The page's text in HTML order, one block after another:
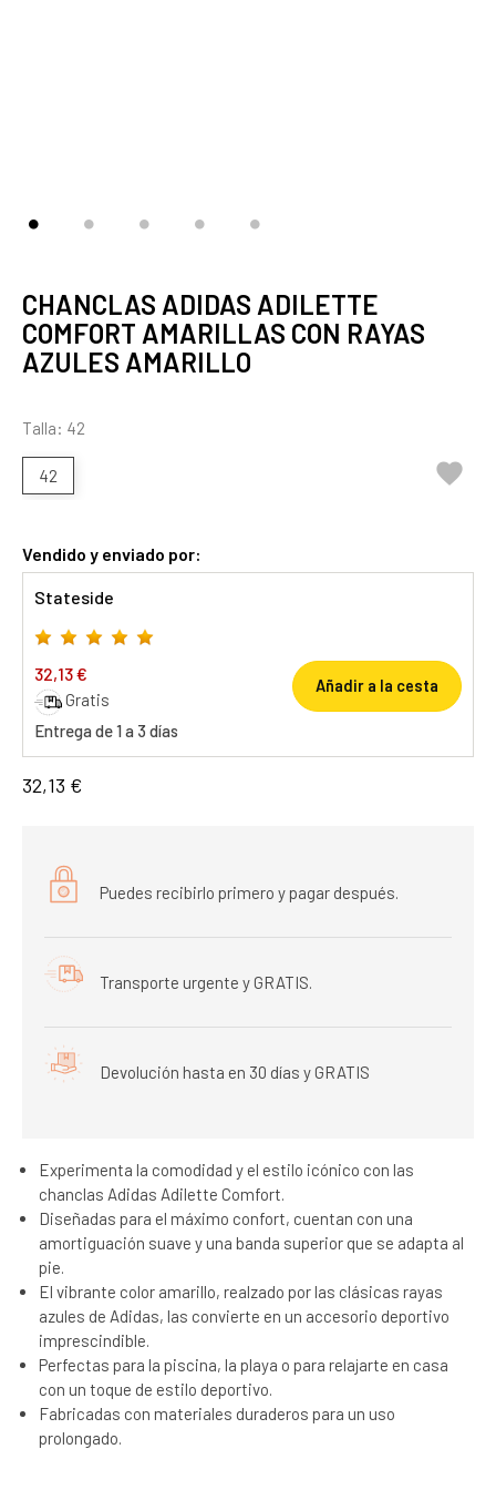
CHANCLAS ADIDAS ADILETTE
COMFORT AMARILLAS CON RAYAS
AZULES AMARILLO
Talla: 42
42 
Vendido y enviado por:
Stateside
32,13 €
Gratis
Entrega de 1 a 3 días
Añadir a la cesta
32,13 €
Puedes recibirlo primero y pagar después.
Transporte urgente y GRATIS.
Devolución hasta en 30 días y GRATIS
Experimenta la comodidad y el estilo icónico con las
chanclas Adidas Adilette Comfort.
Diseñadas para el máximo confort, cuentan con una
amortiguación suave y una banda superior que se adapta al
pie.
El vibrante color amarillo, realzado por las clásicas rayas
azules de Adidas, las convierte en un accesorio deportivo
imprescindible.
Perfectas para la piscina, la playa o para relajarte en casa
con un toque de estilo deportivo.
Fabricadas con materiales duraderos para un uso
prolongado.